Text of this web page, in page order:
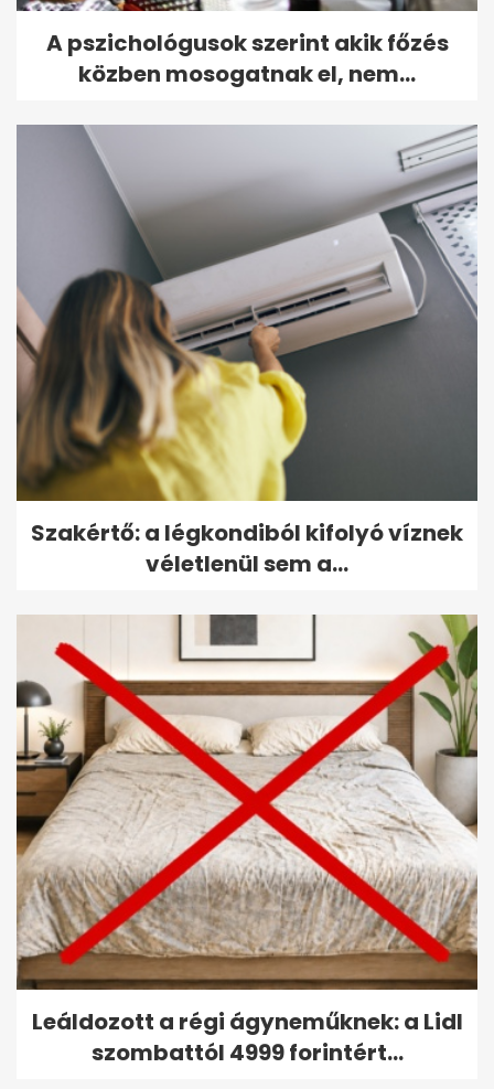
A pszichológusok szerint akik főzés
közben mosogatnak el, nem...
Szakértő: a légkondiból kifolyó víznek
véletlenül sem a...
Leáldozott a régi ágyneműknek: a Lidl
szombattól 4999 forintért...